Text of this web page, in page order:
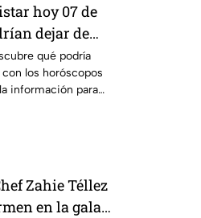
hoy 07 de
dejar de
de lo que
qué podría
los horóscopos
información para
Zahie Téllez
en la gala